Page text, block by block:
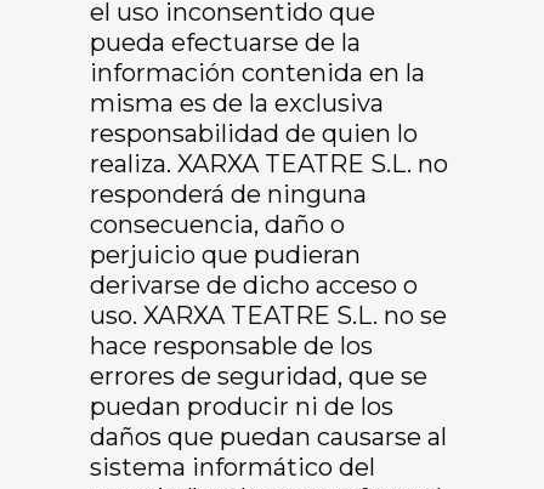
el uso inconsentido que
pueda efectuarse de la
información contenida en la
misma es de la exclusiva
responsabilidad de quien lo
realiza. XARXA TEATRE S.L. no
responderá de ninguna
consecuencia, daño o
perjuicio que pudieran
derivarse de dicho acceso o
uso. XARXA TEATRE S.L. no se
hace responsable de los
errores de seguridad, que se
puedan producir ni de los
daños que puedan causarse al
sistema informático del